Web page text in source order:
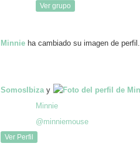
Ver grupo
Minnie ha cambiado su imagen de perfil.
SomosIbizay
Minnie
@minniemouse
Ver Perfil